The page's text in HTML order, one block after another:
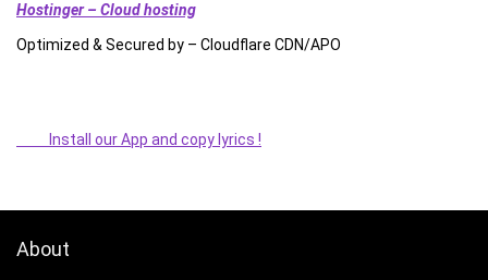
Hostinger – Cloud hosting
Optimized & Secured by – Cloudflare CDN/APO
Install our App and copy lyrics !
About